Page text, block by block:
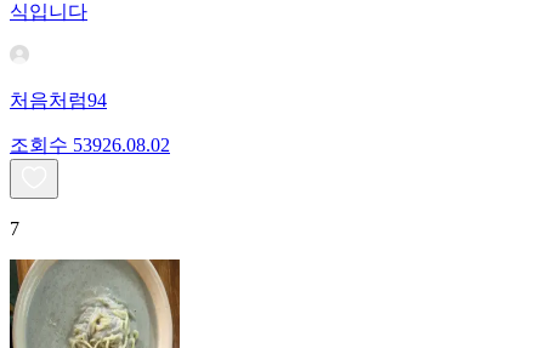
식입니다
처음처럼94
조회수 53926.08.02
7